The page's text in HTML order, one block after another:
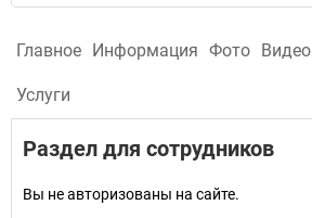
Главное Информация Фото Видео
Услуги
Раздел для сотрудников
Вы не авторизованы на сайте.